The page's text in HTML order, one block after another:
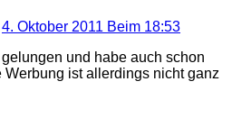
4. Oktober 2011 Beim 18:53
und habe auch schon
ist allerdings nicht ganz